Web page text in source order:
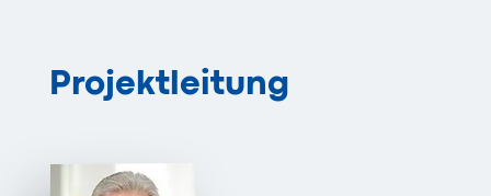
Projektleitung